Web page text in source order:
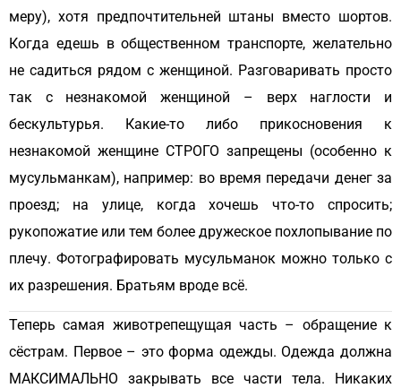
меру), хотя предпочтительней штаны вместо шортов.
Когда едешь в общественном транспорте, желательно
не садиться рядом с женщиной. Разговаривать просто
так с незнакомой женщиной – верх наглости и
бескультурья. Какие-то либо прикосновения к
незнакомой женщине СТРОГО запрещены (особенно к
мусульманкам), например: во время передачи денег за
проезд; на улице, когда хочешь что-то спросить;
рукопожатие или тем более дружеское похлопывание по
плечу. Фотографировать мусульманок можно только с
их разрешения. Братьям вроде всё.
Теперь самая животрепещущая часть – обращение к
сёстрам. Первое – это форма одежды. Одежда должна
МАКСИМАЛЬНО закрывать все части тела. Никаких